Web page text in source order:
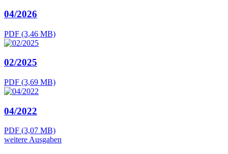
04/2026
PDF (3,46 MB)
02/2025
PDF (3,69 MB)
04/2022
PDF (3,07 MB)
weitere Ausgaben